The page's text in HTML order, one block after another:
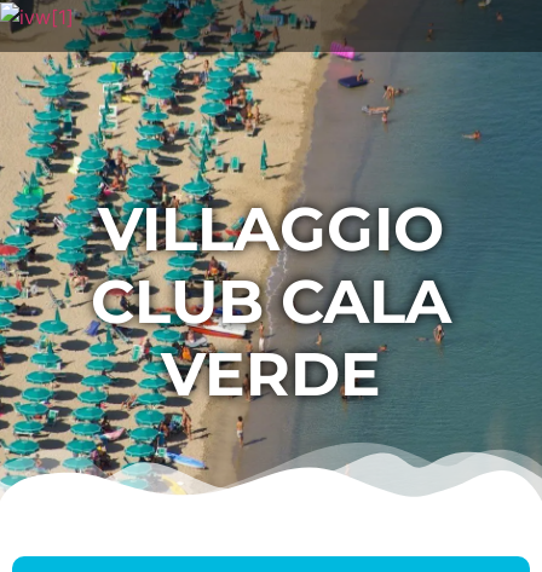
VILLAGGIO
CLUB CALA
VERDE